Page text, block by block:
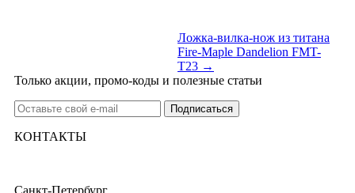
Ложка-вилка-нож из титана
Fire-Maple Dandelion FMT-
T23 →
Только акции, промо-коды и полезные статьи
КОНТАКТЫ